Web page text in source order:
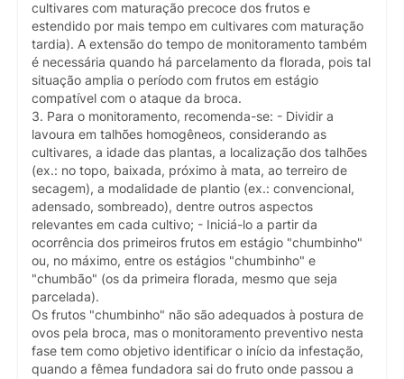
cultivares com maturação precoce dos frutos e
estendido por mais tempo em cultivares com maturação
tardia). A extensão do tempo de monitoramento também
é necessária quando há parcelamento da florada, pois tal
situação amplia o período com frutos em estágio
compatível com o ataque da broca.
3. Para o monitoramento, recomenda-se: - Dividir a
lavoura em talhões homogêneos, considerando as
cultivares, a idade das plantas, a localização dos talhões
(ex.: no topo, baixada, próximo à mata, ao terreiro de
secagem), a modalidade de plantio (ex.: convencional,
adensado, sombreado), dentre outros aspectos
relevantes em cada cultivo; - Iniciá-lo a partir da
ocorrência dos primeiros frutos em estágio "chumbinho"
ou, no máximo, entre os estágios "chumbinho" e
"chumbão" (os da primeira florada, mesmo que seja
parcelada).
Os frutos "chumbinho" não são adequados à postura de
ovos pela broca, mas o monitoramento preventivo nesta
fase tem como objetivo identificar o início da infestação,
quando a fêmea fundadora sai do fruto onde passou a